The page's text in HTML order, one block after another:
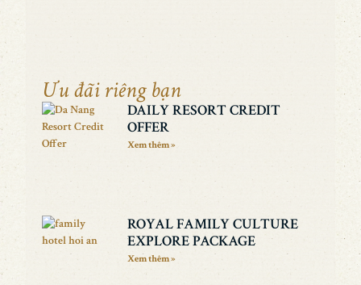
Ưu đãi riêng bạn
DAILY RESORT CREDIT
OFFER
Xem thêm »
ROYAL FAMILY CULTURE
EXPLORE PACKAGE
Xem thêm »